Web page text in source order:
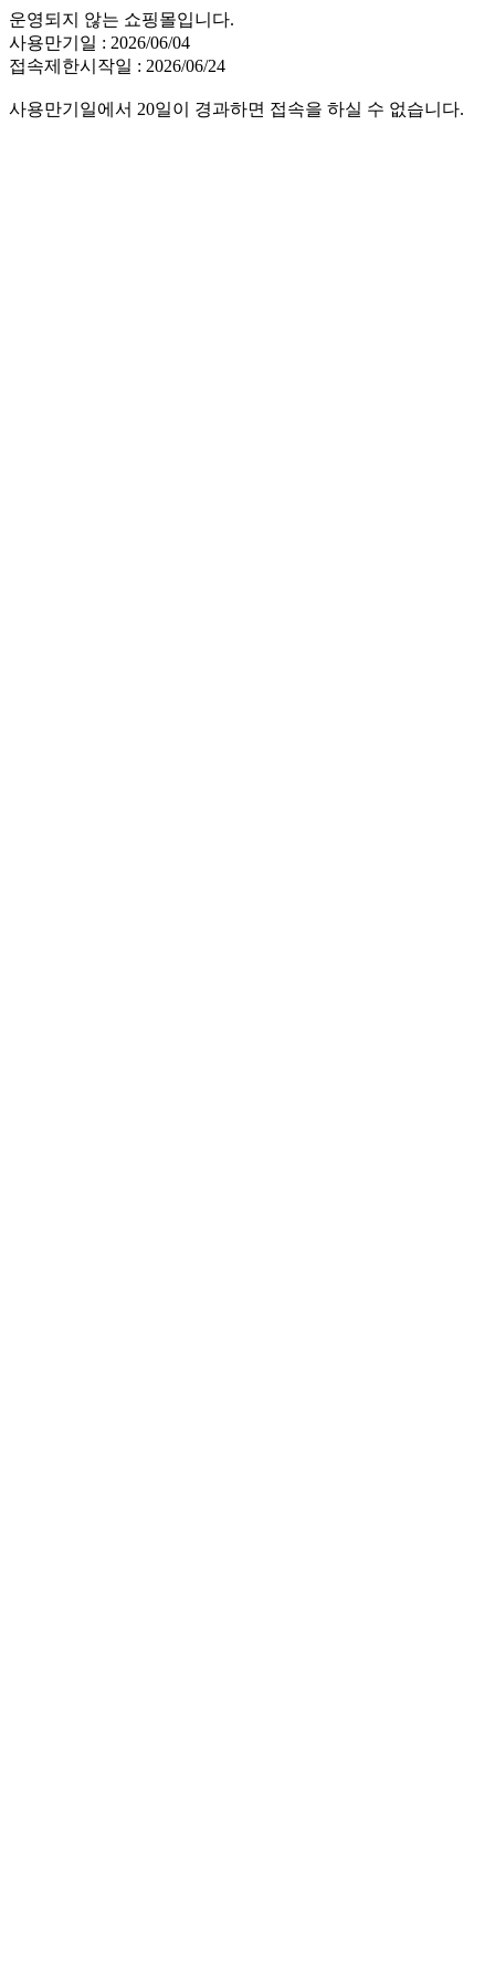
운영되지 않는 쇼핑몰입니다.
사용만기일 : 2026/06/04
접속제한시작일 : 2026/06/24
사용만기일에서 20일이 경과하면 접속을 하실 수 없습니다.